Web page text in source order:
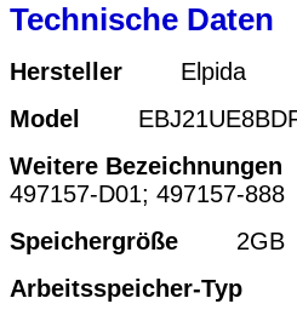
Technische Daten
Hersteller
Elpida
Model
Weitere Bezeichnungen
497157-D01; 497157-888
Speichergröße 2GB
Arbeitsspeicher-Typ